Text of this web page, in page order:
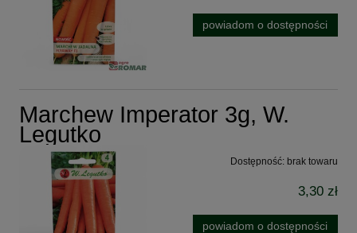
powiadom o dostępności
Marchew Imperator 3g, W.
Legutko
Dostępność: brak towaru
3,30 zł
powiadom o dostępności